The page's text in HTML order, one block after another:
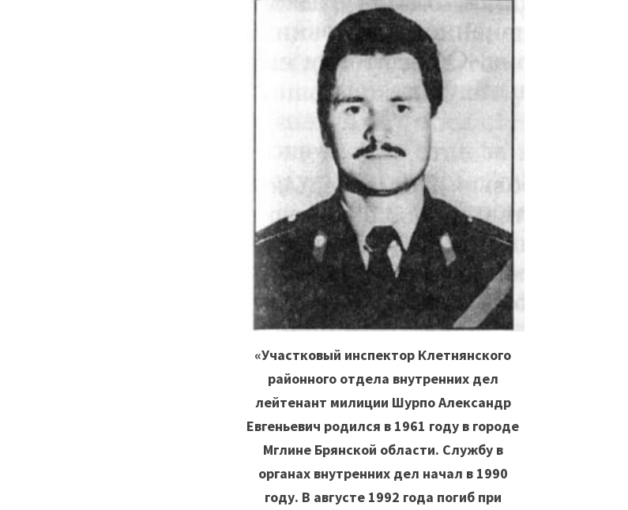
«Участковый инспектор Клетнянского
районного отдела внутренних дел
лейтенант милиции Шурпо Александр
Евгеньевич родился в 1961 году в городе
Мглине Брянской области. Службу в
органах внутренних дел начал в 1990
году. В августе 1992 года погиб при